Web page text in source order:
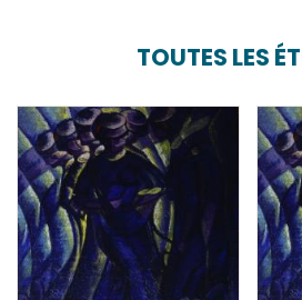
TOUTES LES